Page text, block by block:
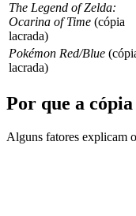
The Legend of Zelda:
Ocarina of Time (cópia
lacrada)
Pokémon Red/Blue
lacrada)
Por que a
Alguns fatores explicam